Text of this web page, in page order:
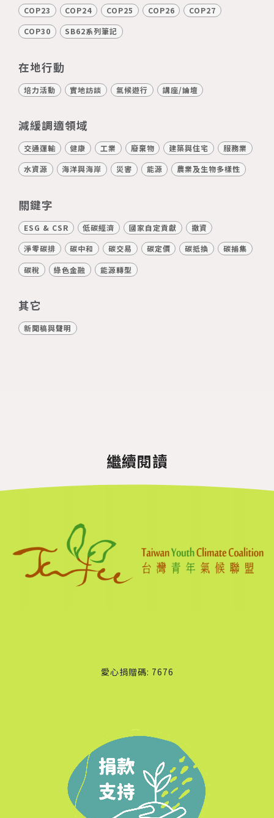
COP23 COP24 COP25 COP26 COP27
COP30 SB62系列筆記
在地行動
培力活動 實地訪談 氣候遊行 講座/論壇
減緩調適領域
交通運輸 健康 工業 廢棄物 建築與住宅 服務業
水資源 海洋與海岸 災害 能源 農業及生物多樣性
關鍵字
ESG & CSR 低碳經濟 國家自定貢獻 撤資
淨零碳排 碳中和 碳交易 碳定價 碳抵換 碳捕集
碳稅 綠色金融 能源轉型
其它
新聞稿與聲明
繼續閱讀
愛心捐贈碼: 7676